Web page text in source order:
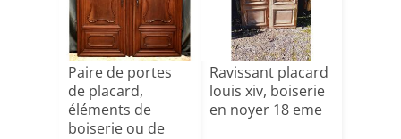
Paire de portes
de placard,
éléments de
boiserie ou de
Ravissant placard
louis xiv, boiserie
en noyer 18 eme